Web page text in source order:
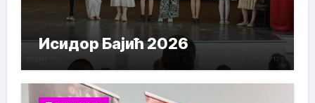
Исидор Бајић 2026